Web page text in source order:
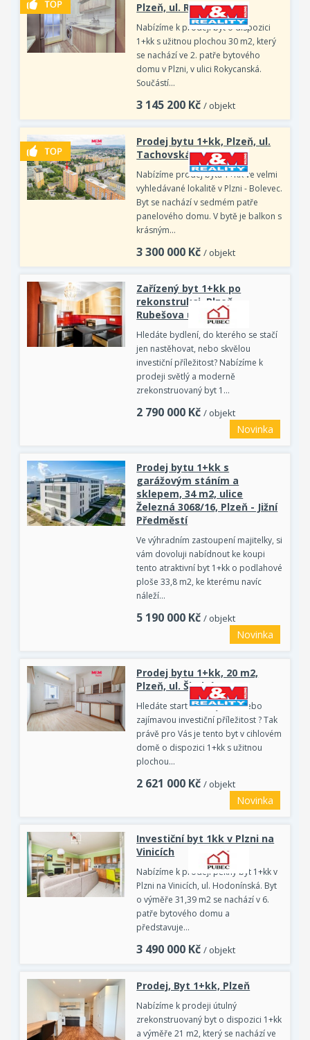
Plzeň, ul. Rokycanská
Nabízíme k prodeji byt o dispozici
1+kk s užitnou plochou 30 m2, který
se nachází ve 2. patře bytového
domu v Plzni, v ulici Rokycanská.
Součástí…
3 145 200 Kč / objekt
Prodej bytu 1+kk, Plzeň, ul.
Tachovská
Nabízíme prodej bytu 1+KK ve velmi
vyhledávané lokalitě v Plzni - Bolevec.
Byt se nachází v sedmém patře
panelového domu. V bytě je balkon s
krásným…
3 300 000 Kč / objekt
Zařízený byt 1+kk po
rekonstrukci, Plzeň -
Rubešova ulice
Hledáte bydlení, do kterého se stačí
jen nastěhovat, nebo skvělou
investiční příležitost? Nabízíme k
prodeji světlý a moderně
zrekonstruovaný byt 1…
2 790 000 Kč / objekt
Novinka
Prodej bytu 1+kk s
garážovým stáním a
sklepem, 34 m2, ulice
Železná 3068/16, Plzeň - Jižní
Předměstí
Ve výhradním zastoupení majitelky, si
vám dovoluji nabídnout ke koupi
tento atraktivní byt 1+kk o podlahové
ploše 33,8 m2, ke kterému navíc
náleží…
5 190 000 Kč / objekt
Novinka
Prodej bytu 1+kk, 20 m2,
Plzeň, ul. Školní
Hledáte startovací bydlení nebo
zajímavou investiční příležitost ? Tak
právě pro Vás je tento byt v cihlovém
domě o dispozici 1+kk s užitnou
plochou…
2 621 000 Kč / objekt
Novinka
Investiční byt 1kk v Plzni na
Vinicích
Nabízíme k prodeji pěkný byt 1+kk v
Plzni na Vinicích, ul. Hodonínská. Byt
o výměře 31,39 m2 se nachází v 6.
patře bytového domu a
představuje…
3 490 000 Kč / objekt
Prodej, Byt 1+kk, Plzeň
Nabízíme k prodeji útulný
zrekonstruovaný byt o dispozici 1+kk
a výměře 21 m2, který se nachází ve